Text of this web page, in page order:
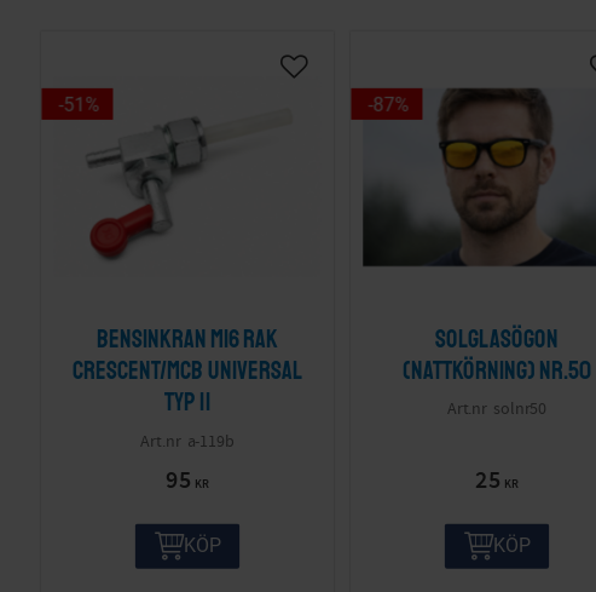
Bensinkran M16 Rak
Crescent/MCB Universal
Typ II
a-119b
95 KR
51 %
KÖP
Solglasögon
(nattkörning) nr.50
solnr50
25 KR
87%
KÖP